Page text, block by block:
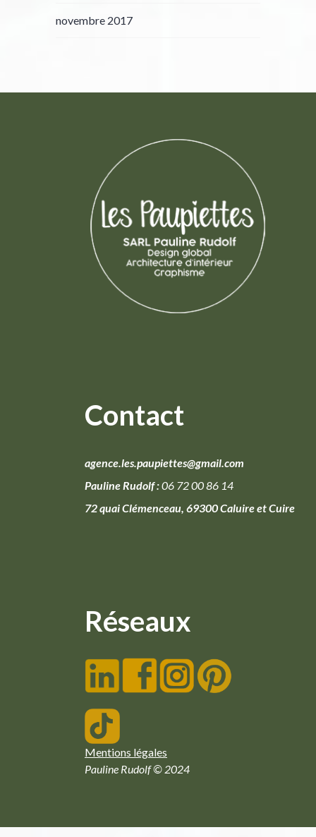
novembre 2017
Contact
agence.les.paupiettes@gmail.com
Pauline Rudolf :06 72 00 86 14
72 quai Clémenceau, 69300 Caluire et Cuire
Réseaux
Mentions légales
Pauline Rudolf © 2024